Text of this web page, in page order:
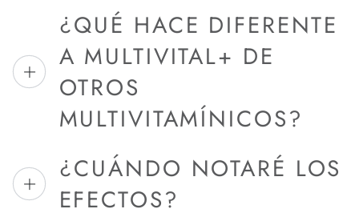
¿QUÉ HACE DIFERENTE
A MULTIVITAL+ DE
OTROS
MULTIVITAMÍNICOS?
¿CUÁNDO NOTARÉ LOS
EFECTOS?